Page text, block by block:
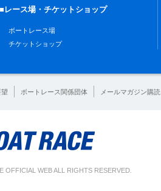
■レース場・チケットショップ
ボートレース場
チケットショップ
ボートレース関係団体 メールマガジン購読
OFFICIAL WEB ALL RIGHTS RESERVED.